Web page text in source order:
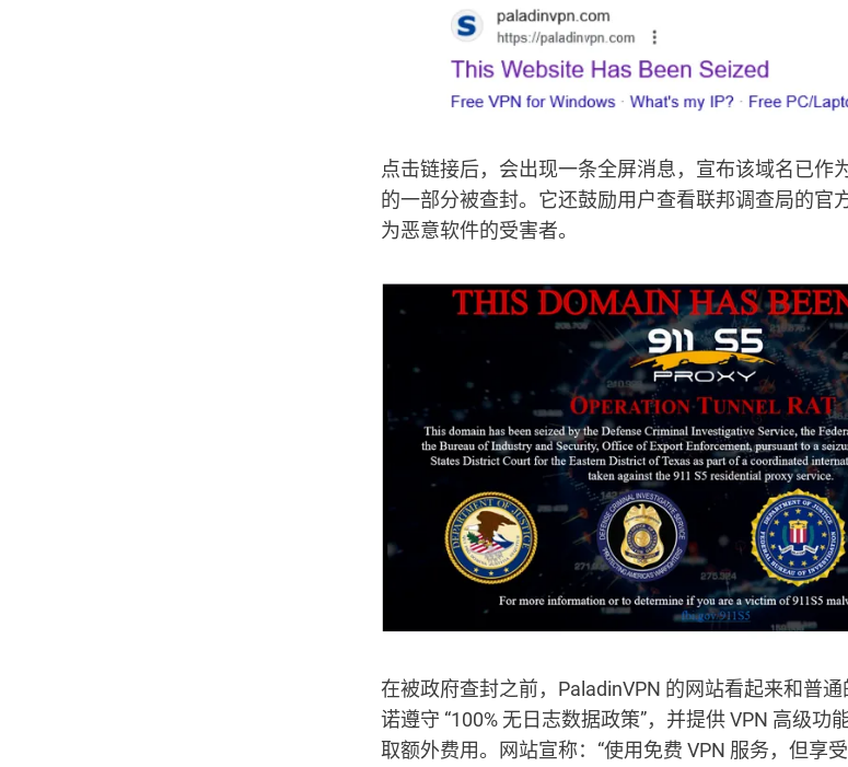
点击链接后，会出现一条全屏消息，宣布该域名已作
的一部分被查封。它还鼓励用户查看联邦调查局的官
为恶意软件的受害者。
在被政府查封之前，PaladinVPN 的网站看起来和普
诺遵守 “100% 无日志数据政策”，并提供 VPN 高级功
取额外费用。网站宣称：“使用免费 VPN 服务，但享受